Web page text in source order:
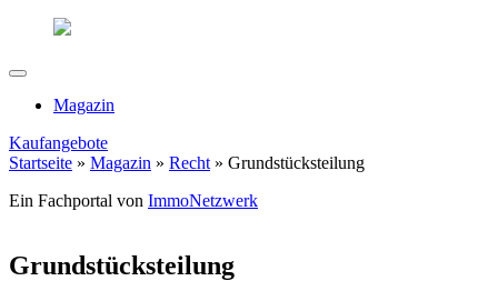
Magazin
Kaufangebote
Startseite » Magazin » Recht » Grundstücksteilung
Ein Fachportal von ImmoNetzwerk
Grundstücksteilung